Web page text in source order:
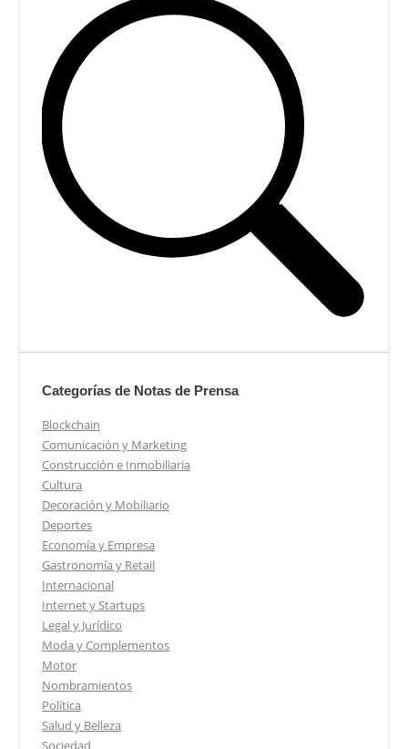
Categorías de Notas de Prensa
Blockchain
Comunicación y Marketing
Construcción e Inmobiliaria
Cultura
Decoración y Mobiliario
Deportes
Economía y Empresa
Gastronomía y Retail
Internacional
Internet y Startups
Legal y Jurídico
Moda y Complementos
Motor
Nombramientos
Política
Salud y Belleza
Sociedad